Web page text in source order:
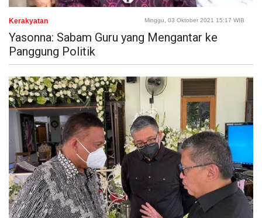
Kerakyatan Minggu, 03 Oktober 2021 15:17 WIB
Yasonna: Sabam Guru yang Mengantar ke
Panggung Politik